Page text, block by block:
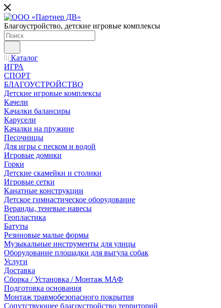
Благоустройство, детские игровые комплексы
Каталог
ИГРА
СПОРТ
БЛАГОУСТРОЙСТВО
Детские игровые комплексы
Качели
Качалки балансиры
Карусели
Качалки на пружине
Песочницы
Для игры с песком и водой
Игровые домики
Горки
Детские скамейки и столики
Игровые сетки
Канатные конструкции
Детское гимнастическое оборудование
Веранды, теневые навесы
Геопластика
Батуты
Резиновые малые формы
Музыкальные инструменты для улицы
Оборудование площадки для выгула собак
Услуги
Доставка
Сборка / Установка / Монтаж МАФ
Подготовка основания
Монтаж травмобезопасного покрытия
Сопутствующее благоустройство территорий